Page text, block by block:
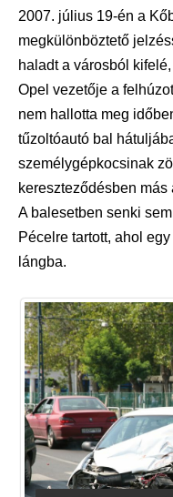
2007. július 19-én a
megkülönböztető
haladt a városból
Opel vezetője a
nem hallotta meg
tűzoltóautó bal
személygépkocsinak
kereszteződésben
A balesetben senki
Pécelre tartott, ahol
lángba.